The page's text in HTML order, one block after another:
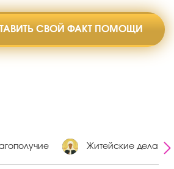
СВОЙ ФАКТ ПОМОЩИ
Житейские дела